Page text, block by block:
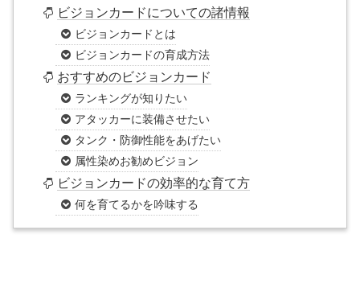
ビジョンカードについての諸情報
ビジョンカードとは
ビジョンカードの育成方法
おすすめのビジョンカード
ランキングが知りたい
アタッカーに装備させたい
タンク・防御性能をあげたい
属性染めお勧めビジョン
ビジョンカードの効率的な育て方
何を育てるかを吟味する